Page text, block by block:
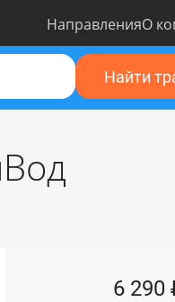
НаправленияО
Найти
6 290